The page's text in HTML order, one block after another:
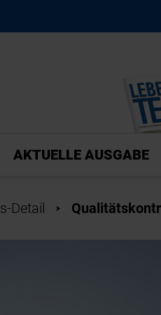
AKTUELLE AUSGABE
Detail